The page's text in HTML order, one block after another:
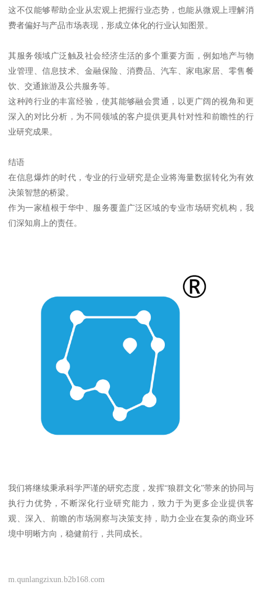
这不仅能够帮助企业从宏观上把握行业态势，也能从微观上理解消
费者偏好与产品市场表现，形成立体化的行业认知图景。
其服务领域广泛触及社会经济生活的多个重要方面，例如地产与物
业管理、信息技术、金融保险、消费品、汽车、家电家居、零售餐
饮、交通旅游及公共服务等。
这种跨行业的丰富经验，使其能够融会贯通，以更广阔的视角和更
深入的对比分析，为不同领域的客户提供更具针对性和前瞻性的行
业研究成果。
结语
在信息爆炸的时代，专业的行业研究是企业将海量数据转化为有效
决策智慧的桥梁。
作为一家植根于华中、服务覆盖广泛区域的专业市场研究机构，我
们深知肩上的责任。
我们将继续秉承科学严谨的研究态度，发挥“狼群文化”带来的协同与
执行力优势，不断深化行业研究能力，致力于为更多企业提供客
观、深入、前瞻的市场洞察与决策支持，助力企业在复杂的商业环
境中明晰方向，稳健前行，共同成长。
m.qunlangzixun.b2b168.com